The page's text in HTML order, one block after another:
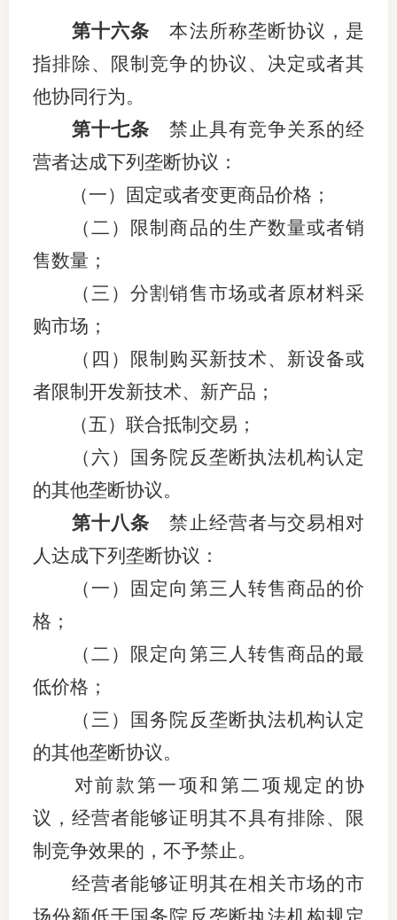
第十六条 本法所称垄断协议，是
指排除、限制竞争的协议、决定或者其
他协同行为。
第十七条 禁止具有竞争关系的经
营者达成下列垄断协议：
（一）固定或者变更商品价格；
（二）限制商品的生产数量或者销
售数量；
（三）分割销售市场或者原材料采
购市场；
（四）限制购买新技术、新设备或
者限制开发新技术、新产品；
（五）联合抵制交易；
（六）国务院反垄断执法机构认定
的其他垄断协议。
第十八条 禁止经营者与交易相对
人达成下列垄断协议：
（一）固定向第三人转售商品的价
格；
（二）限定向第三人转售商品的最
低价格；
（三）国务院反垄断执法机构认定
的其他垄断协议。
对前款第一项和第二项规定的协
议，经营者能够证明其不具有排除、限
制竞争效果的，不予禁止。
经营者能够证明其在相关市场的市